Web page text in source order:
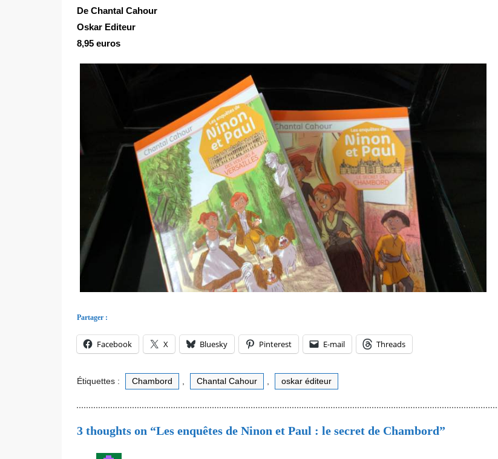
De Chantal Cahour
Oskar Editeur
8,95 euros
Partager :
Facebook X Bluesky Pinterest E-mail Threads
Étiquettes : Chambord Chantal Cahour oskar éditeur
3 thoughts on “Les enquêtes de Ninon et Paul : le secret de Chambord”